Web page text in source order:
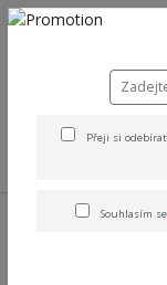
+420 778 743 310
Altens
Přeji si
Souhlasím se